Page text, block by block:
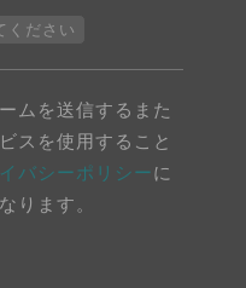
ください
ムを送信するまた
スを使用すること
バシーポリシーに
ります。